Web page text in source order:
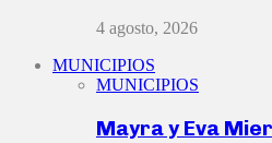
4 agosto, 2026
MUNICIPIOS
MUNICIPIOS
Mayra y Eva